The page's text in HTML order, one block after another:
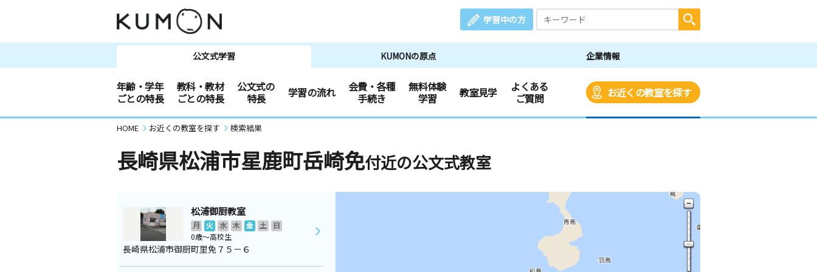
学習中の方
公文式学習 KUMONの原点 企業情報
年齢・学年
ごとの特長
教科・教材
ごとの特長
公文式の
特長
学習の流れ
会費・各種
手続き
無料体験
学習
教室見学
よくある
ご質問
お近くの教室を探す
HOME お近くの教室を探す 検索結果
長崎県松浦市星鹿町岳崎免付近の公文式教室
松浦御厨教室
月 火 水 木 金 土
日
0歳～高校生
長崎県松浦市御厨町里免７５－６